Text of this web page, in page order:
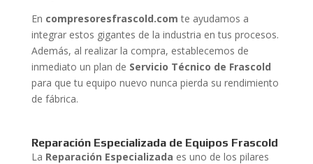
En compresoresfrascold.com te ayudamos a
integrar estos gigantes de la industria en tus procesos.
Además, al realizar la compra, establecemos de
inmediato un plan de Servicio Técnico de Frascold
para que tu equipo nuevo nunca pierda su rendimiento
de fábrica.
Reparación Especializada de Equipos Frascold
La Reparación Especializada es uno de los pilares